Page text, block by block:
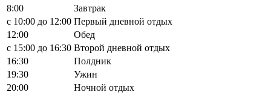
8:00
Завтрак
с 10:00 до 12:00 Первый дневной отдых
12:00
Обед
с 15:00 до 16:30 Второй дневной отдых
16:30
Полдник
19:30
Ужин
20:00
Ночной отдых